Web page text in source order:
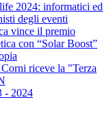
2024: informatici ed
degli eventi
vince il premio
con “Solar Boost”
riceve la "Terza
- 2024